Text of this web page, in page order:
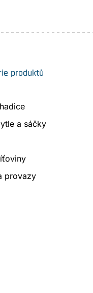
produktů
a sáčky
provazy